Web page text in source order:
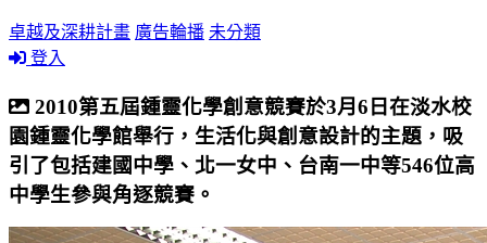
卓越及深耕計畫 廣告輪播 未分類
登入
2010第五屆鍾靈化學創意競賽於3月6日在淡水校
園鍾靈化學館舉行，生活化與創意設計的主題，吸
引了包括建國中學、北一女中、台南一中等546位高
中學生參與角逐競賽。